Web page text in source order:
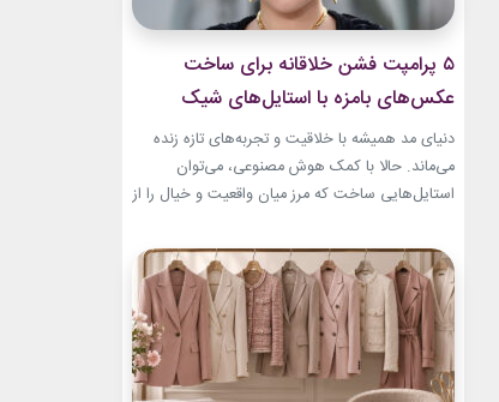
۵ پرامپت‌ فشن خلاقانه برای ساخت
عکس‌های بامزه با استایل‌های شیک
دنیای مد همیشه با خلاقیت و تجربه‌های تازه زنده
می‌ماند. حالا با کمک هوش مصنوعی، می‌توان
استایل‌هایی ساخت که مرز میان واقعیت و خیال را از
معرفی می‌کنیم که برای ساخت عکس‌های خاص،
بامزه و متفاوت طراحی شده‌اند. ایده‌هایی که فقط
یک تصویر زیبا نمی‌سازند؛ بلکه...